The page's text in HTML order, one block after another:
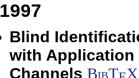
1997
Blind
with Application
Channels BibT X